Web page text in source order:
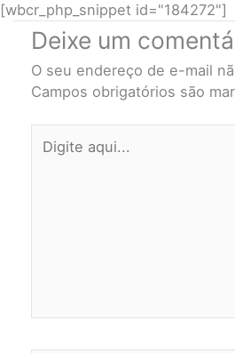
[wbcr_php_snippet id="184272"]
Deixe um
O seu endereço de e-mail
Campos obrigatórios são
aqui...